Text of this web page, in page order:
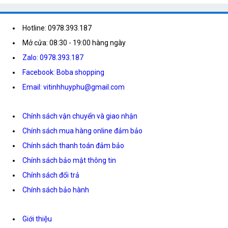
Hotline: 0978.393.187
Mở cửa: 08:30 - 19:00 hàng ngày
Zalo: 0978.393.187
Facebook: Boba shopping
Email: vitinhhuyphu@gmail.com
Chính sách vận chuyển và giao nhận
Chính sách mua hàng online đảm bảo
Chính sách thanh toán đảm bảo
Chính sách bảo mật thông tin
Chính sách đổi trả
Chính sách bảo hành
Giới thiệu